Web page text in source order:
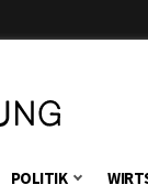
POLITIK